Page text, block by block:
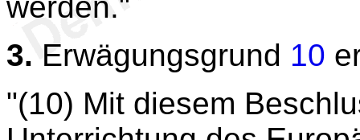
3. Erwägungsgrund 10
"(10) Mit diesem